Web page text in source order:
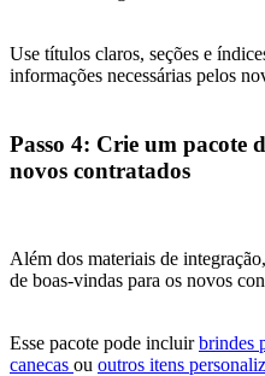
Use títulos claros, seções e
informações necessárias pelos
Passo 4: Crie um pacote
novos contratados
Além dos materiais de
de boas-vindas para os novos
Esse pacote pode incluirbrindes
canecas ou outros itens